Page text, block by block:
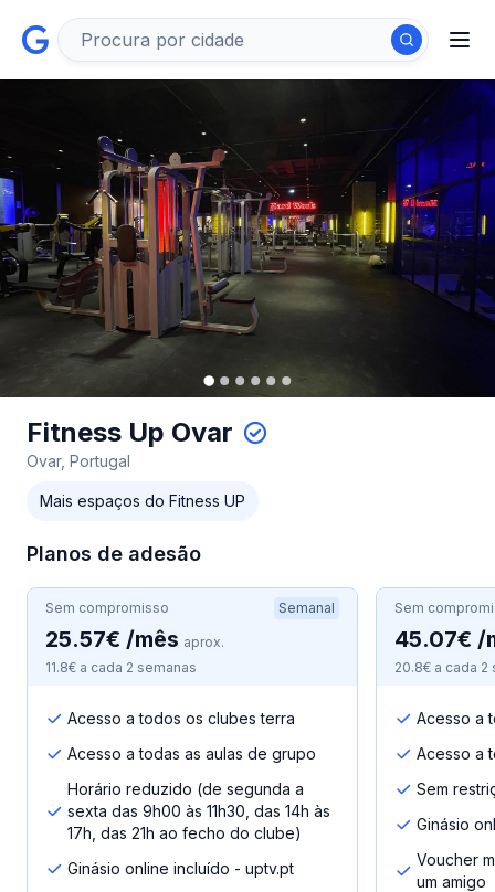
Fitness Up Ovar
Ovar, Portugal
Mais espaços do Fitness UP
Planos de adesão
Sem compromisso Semanal
25.57€ /mês aprox.
11.8€ a cada 2 semanas
Acesso a todos os clubes terra
Acesso a todas as aulas de grupo
Horário reduzido (de segunda a
sexta das 9h00 às 11h30, das 14h às
17h, das 21h ao fecho do clube)
Ginásio online incluído - uptv.pt
Sem
45.07€ /
20.8€ a cada 2
Acesso a
Acesso a
Sem
Ginásio
Voucher
um amigo